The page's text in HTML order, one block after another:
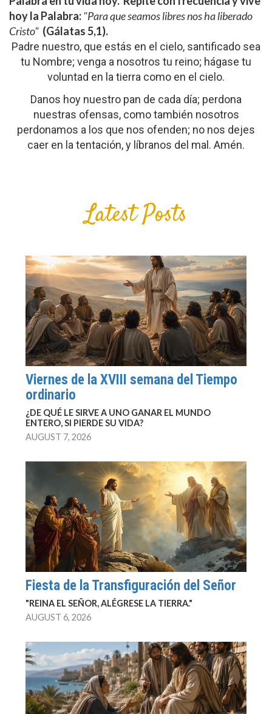
hoy la Palabra: "Para que seamos libres nos ha liberado
Cristo" (Gálatas 5,1).
Padre nuestro, que estás en el cielo, santificado sea
tu Nombre; venga a nosotros tu reino; hágase tu
voluntad en la tierra como en el cielo.
Danos hoy nuestro pan de cada día; perdona
nuestras ofensas, como también nosotros
perdonamos a los que nos ofenden; no nos dejes
caer en la tentación, y líbranos del mal. Amén.
Latest Posts
Viernes de la XVIII semana del Tiempo
ordinario
¿DE QUÉ LE SIRVE A UNO GANAR EL MUNDO
ENTERO, SI PIERDE SU VIDA?
AUGUST 7, 2026
Fiesta de la Transfiguración del Señor
"REINA EL SEÑOR, ALÉGRESE LA TIERRA."
AUGUST 6, 2026